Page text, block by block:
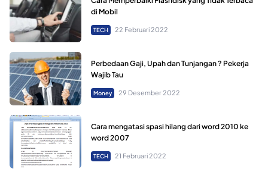
di Mobil
TECH 22 Februari 2022
Perbedaan Gaji, Upah dan Tunjangan ? Pekerja
Wajib Tau
Money 29 Desember 2022
Cara mengatasi spasi hilang dari word 2010 ke
word 2007
TECH 21 Februari 2022